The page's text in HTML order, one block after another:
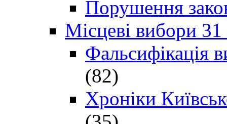
Порушення
Місцеві вибори
Фальсифікація
(82)
Хроніки